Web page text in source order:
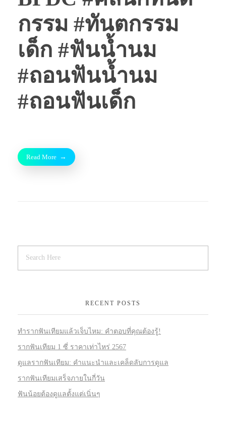
กรรม #ทันตกรรม
เด็ก #ฟันน้ำนม
#ถอนฟันน้ำนม
#ถอนฟันเด็ก
Read More
RECENT POSTS
ทำรากฟันเทียมแล้วเจ็บไหม: คำตอบที่คุณต้องรู้!
รากฟันเทียม 1 ซี่ ราคาเท่าไหร่ 2567
ดูแลรากฟันเทียม: คำแนะนำและเคล็ดลับการดูแล
รากฟันเทียมเสร็จภายในกี่วัน
ฟันน้อยต้องดูแลตั้งแต่เนิ่นๆ